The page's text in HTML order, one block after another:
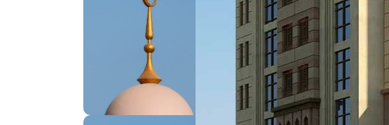
الفجر
الشروق
6 :18
الظهر
1 : 1
العصر